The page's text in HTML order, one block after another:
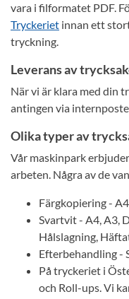
vara i filformatet PDF.
Tryckeriet innan ett
tryckning.
Leverans av
När vi är klara med din
antingen via
Olika typer av
Vår maskinpark
arbeten. Några av de
Färgkopiering -
Svartvit - A4, A3,
Hålslagning,
Efterbehandling -
På tryckeriet i
och Roll-ups. Vi